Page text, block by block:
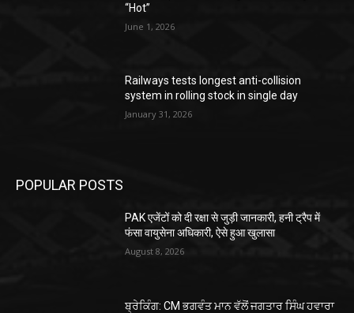
“Hot”
June 1, 2026
Railways tests longest anti-collision
system in rolling stock in single day
January 31, 2026
POPULAR POSTS
PAK एजेंटों को दी रक्षा से जुड़ी जानकारी, हनी ट्रैप में
फंसा वायुसेना अधिकारी, ऐसे हुआ खुलासा
August 8, 2026
ਬ੍ਰੇਕਿੰਗ: CM ਭਗਵੰਤ ਮਾਨ ਵੱਲੋਂ ਜਗਤਾਰ ਸਿੰਘ ਹਵਾਰਾ